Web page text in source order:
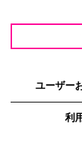
ユーザー
利